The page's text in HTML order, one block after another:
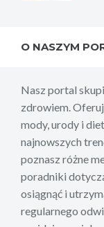
O NASZYM
Nasz portal
zdrowiem.
mody, urody i
najnowszych
poznasz różne
poradniki
osiągnąć i
regularnego